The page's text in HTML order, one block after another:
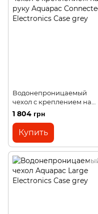
Водонепроницаемый
чехол с креплением на
руку Aquapac Connected
Electronics Case grey
1 804 грн
Купить